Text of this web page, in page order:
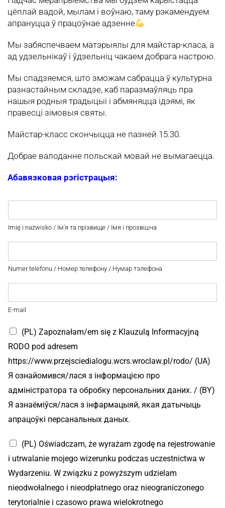
цёплай вадой, мылам і воўнаю, таму рэкамендуем
апрануцца ў працоўнае адзенне
Мы забяспечваем матэрыялы для майстар-класа, а
ад удзельнікаў і ўдзельніц чакаем добрага настрою.
Мы спадзяемся, што зможам сабрацца ў культурна
разнастайным складзе, каб паразмаўляць пра
нашыя родныя традыцыі і абмяняцца ідэямі, як
правесці зімовыя святы.
Майстар-класс скончыцца не пазней 15.30.
Добрае валоданне польскай мовай не вымагаецца.
Абавязковая рэгістрацыя:
Imię i nazwisko / Ім'я та прізвище / Імя і прозвішча
Numer telefonu / Номер телефону / Нумар тэлефона
E-mail
(PL) Zapoznałam/em się z Klauzulą Informacyjną
RODO pod adresem
https://www.przejsciedialogu.wcrs.wroclaw.pl/rodo/ (UA)
Я ознайомився/лася з інформацією про
адміністратора та обробку персональних даних. / (BY)
Я азнаёміўся/лася з інфармацыяй, якая датычыць
апрацоўкі персанальных даных.
(PL) Oświadczam, że wyrażam zgodę na rejestrowanie
i utrwalanie mojego wizerunku podczas uczestnictwa w
Wydarzeniu. W związku z powyższym udzielam
nieodwołalnego i nieodpłatnego oraz nieograniczonego
terytorialnie i czasowo prawa wielokrotnego